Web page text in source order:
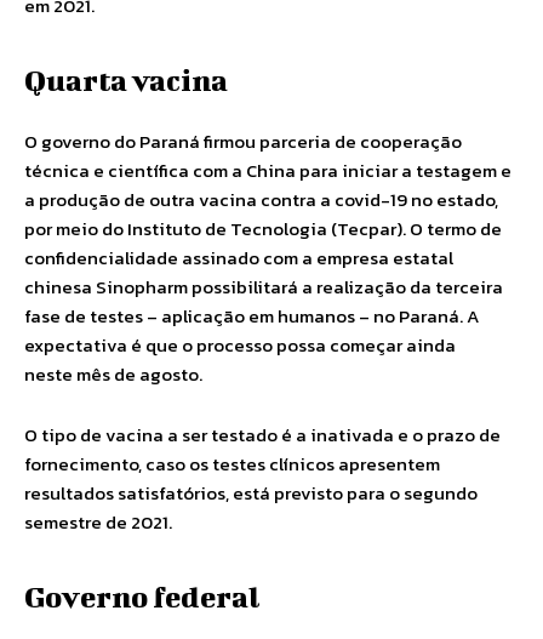
Quarta vacina
O governo do Paraná firmou parceria de cooperação
técnica e científica com a China para iniciar a testagem e
a produção de outra vacina contra a covid-19 no estado,
por meio do Instituto de Tecnologia (Tecpar). O termo de
confidencialidade assinado com a empresa estatal
chinesa Sinopharm possibilitará a realização da terceira
fase de testes – aplicação em humanos – no Paraná. A
expectativa é que o processo possa começar ainda
neste mês de agosto.
O tipo de vacina a ser testado é a inativada e o prazo de
fornecimento, caso os testes clínicos apresentem
resultados satisfatórios, está previsto para o segundo
semestre de 2021.
Governo federal